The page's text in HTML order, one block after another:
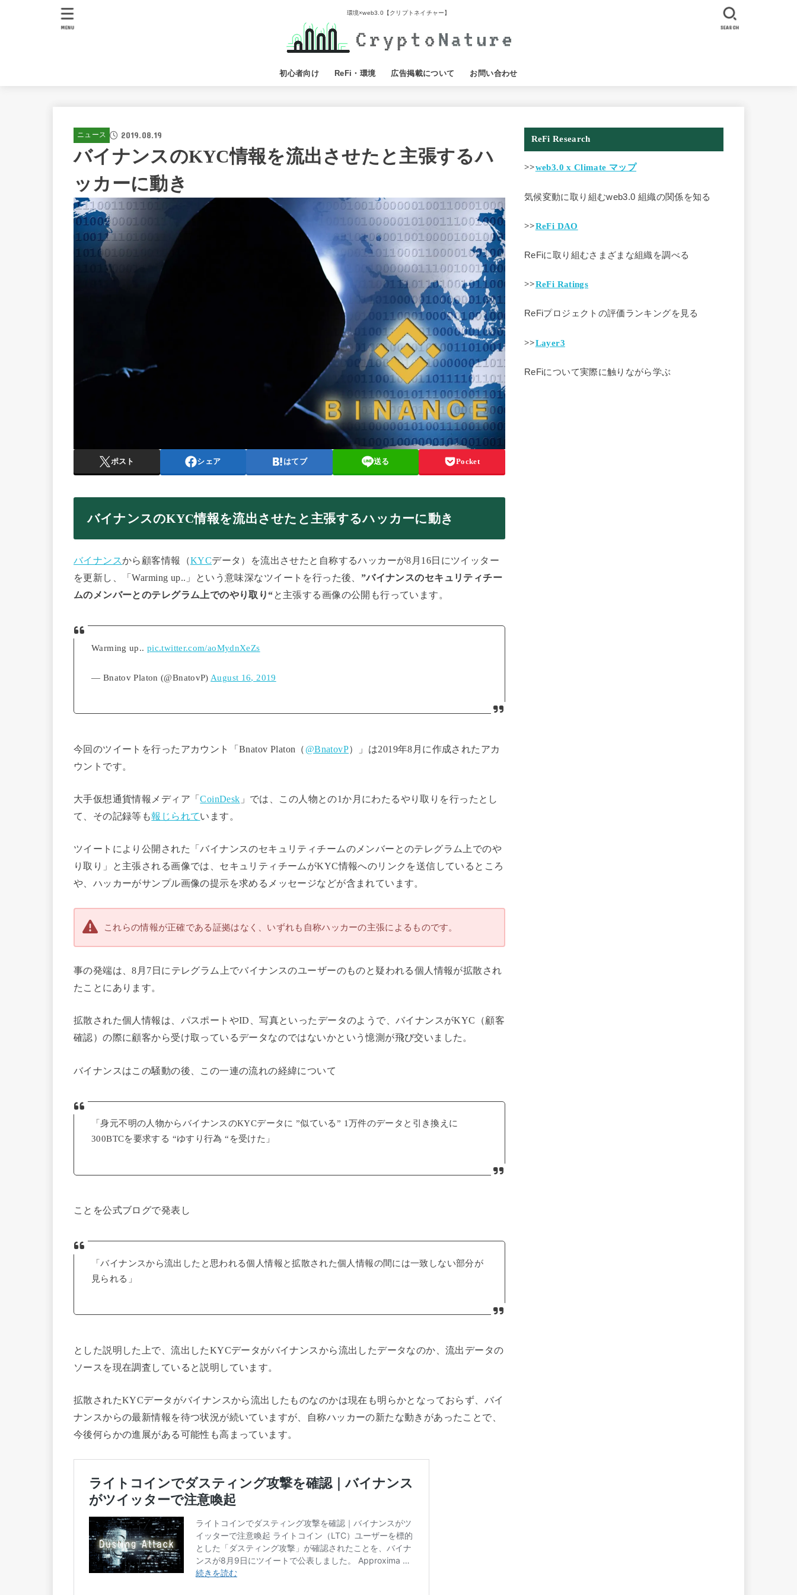
環境×web3.0【クリプトネイチャー】
初心者向け ReFi・環境 広告掲載について お問い合わせ
SEARCH
MENU
ニュース 2019.08.19
バイナンスのKYC情報を流出させたと主張するハ
ッカーに動き
ポスト シェア はてブ 送る Pocket
バイナンスのKYC情報を流出させたと主張するハッカーに動き
バイナンスから顧客情報（KYCデータ）を流出させたと自称するハッカーが8月16日にツイッター
を更新し、「Warming up..」という意味深なツイートを行った後、 ”バイナンスのセキュリティチー
ムのメンバーとのテレグラム上でのやり取り“と主張する画像の公開も行っています。
Warming up.. pic.twitter.com/aoMydnXeZs
— Bnatov Platon (@BnatovP) August 16, 2019
今回のツイートを行ったアカウント「Bnatov Platon（ @BnatovP）」は2019年8月に作成されたアカ
ウントです。
大手仮想通貨情報メディア「CoinDesk 」では、この人物との1か月にわたるやり取りを行ったとし
て、その記録等も報じられています。
ツイートにより公開された「バイナンスのセキュリティチームのメンバーとのテレグラム上でのや
り取り」と主張される画像では、セキュリティチームがKYC情報へのリンクを送信しているところ
や、ハッカーがサンプル画像の提示を求めるメッセージなどが含まれています。
これらの情報が正確である証拠はなく、いずれも自称ハッカーの主張によるものです。
事の発端は、8月7日にテレグラム上でバイナンスのユーザーのものと疑われる個人情報が拡散され
たことにあります。
拡散された個人情報は、パスポートやID、写真といったデータのようで、バイナンスがKYC（顧客
確認）の際に顧客から受け取っているデータなのではないかという憶測が飛び交いました。
バイナンスはこの騒動の後、この一連の流れの経緯について
「身元不明の人物からバイナンスのKYCデータに ”似ている” 1万件のデータと引き換えに
300BTCを要求する “ゆすり行為 “を受けた」
ことを公式ブログで発表し
「バイナンスから流出したと思われる個人情報と拡散された個人情報の間には一致しない部分が
見られる」
とした説明した上で、流出したKYCデータがバイナンスから流出したデータなのか、流出データの
ソースを現在調査していると説明しています。
拡散されたKYCデータがバイナンスから流出したものなのかは現在も明らかとなっておらず、バイ
ナンスからの最新情報を待つ状況が続いていますが、自称ハッカーの新たな動きがあったことで、
今後何らかの進展がある可能性も高まっています。
ReFi Research
>>web3.0 x Climate マップ
気候変動に取り組むweb3.0 組織の関係を知る
>>ReFi DAO
ReFiに取り組むさまざまな組織を調べる
>>ReFi Ratings
ReFiプロジェクトの評価ランキングを見る
>>Layer3
ReFiについて実際に触りながら学ぶ